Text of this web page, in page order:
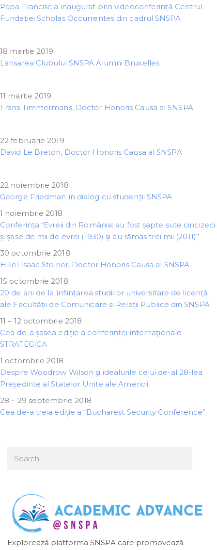
Papa Francisc a inaugurat prin videoconferință Centrul
Fundației Scholas Occurrentes din cadrul SNSPA
18 martie 2019
Lansarea Clubului SNSPA Alumni Bruxelles
11 martie 2019
Frans Timmermans, Doctor Honoris Causa al SNSPA
22 februarie 2019
David Le Breton, Doctor Honoris Causa al SNSPA
22 noiembrie 2018
George Friedman în dialog cu studenții SNSPA
1 noiembrie 2018
Conferința “Evreii din România: au fost șapte sute cincizeci
și șase de mii de evrei (1930) şi au rămas trei mii (2011)”
30 octombrie 2018
Hillel Isaac Steiner, Doctor Honoris Causa al SNSPA
15 octombrie 2018
20 de ani de la înființarea studiilor universitare de licență
ale Facultății de Comunicare și Relații Publice din SNSPA
11 – 12 octombrie 2018
Cea de-a șasea ediție a conferinței internaţionale
STRATEGICA
1 octombrie 2018
Despre Woodrow Wilson şi idealurile celui de-al 28-lea
Președinte al Statelor Unite ale Americii
28 – 29 septembrie 2018
Cea de-a treia ediție a “Bucharest Security Conference”
Explorează platforma SNSPA care promovează